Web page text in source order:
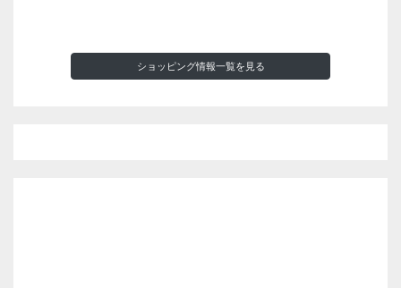
ショッピング情報一覧を見る